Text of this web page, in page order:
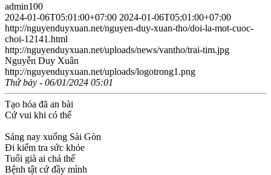
admin100
2024-01-06T05:01:00+07:00 2024-01-06T05:01:00+07:00
http://nguyenduyxuan.net/nguyen-duy-xuan-tho/doi-la-mot-cuoc-
choi-12141.html
http://nguyenduyxuan.net/uploads/news/vantho/trai-tim.jpg
Nguyễn Duy Xuân
http://nguyenduyxuan.net/uploads/logotrong1.png
Thứ bảy - 06/01/2024 05:01
Tạo hóa đã an bài
Cứ vui khi có thể
Sáng nay xuống Sài Gòn
Đi kiểm tra sức khỏe
Tuổi già ai chả thế
Bệnh tật cứ đầy mình